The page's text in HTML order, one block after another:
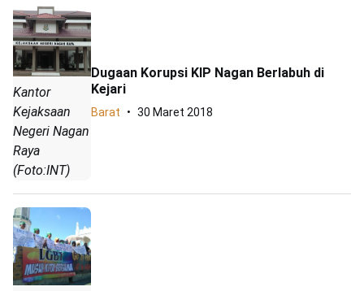
Kantor
Kejaksaan
Negeri Nagan
Raya
(Foto:INT)
Dugaan Korupsi KIP Nagan Berlabuh di
Kejari
Barat 30 Maret 2018